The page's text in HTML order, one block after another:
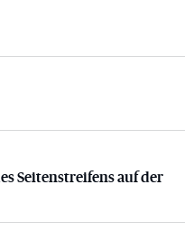
Seitenstreifens auf der A3
Seitenstreifens auf der